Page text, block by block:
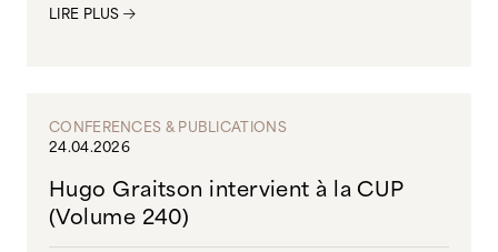
LIRE PLUS
CONFERENCES & PUBLICATIONS
24.04.2026
Hugo Graitson intervient à la CUP
(Volume 240)